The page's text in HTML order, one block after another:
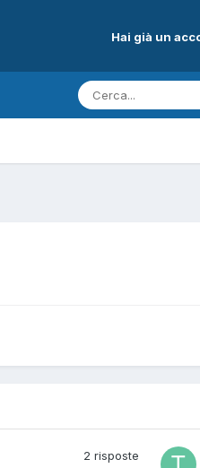
Hai già un
2 risposte